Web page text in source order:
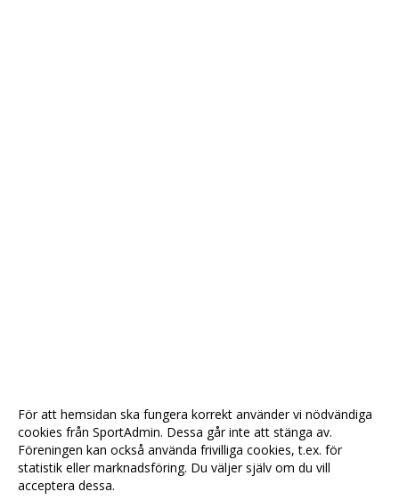
För att hemsidan ska fungera korrekt använder vi nödvändiga
cookies från SportAdmin. Dessa går inte att stänga av.
Föreningen kan också använda frivilliga cookies, t.ex. för
statistik eller marknadsföring. Du väljer själv om du vill
acceptera dessa.